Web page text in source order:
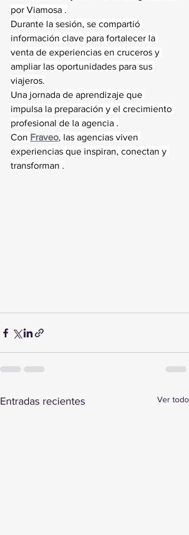
por Viamosa .
Durante la sesión, se compartió
información clave para fortalecer la
venta de experiencias en cruceros y
ampliar las oportunidades para sus
viajeros.
Una jornada de aprendizaje que
impulsa la preparación y el crecimiento
profesional de la agencia .
Con Fraveo, las agencias viven
experiencias que inspiran, conectan y
transforman .
Entradas recientes Ver todo